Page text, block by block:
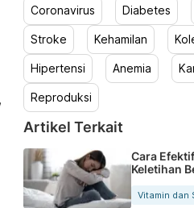
Coronavirus Diabetes
Stroke Kehamilan
Hipertensi Anemia
Reproduksi
Artikel Terkait
Cara
Keletihan
Vitamin dan